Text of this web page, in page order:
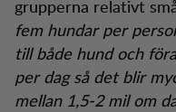
grupperna relativt
fem hundar per
till både hund och
per dag så det blir
mellan 1,5-2 mil om